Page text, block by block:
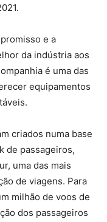
e a
da indústria aos
é uma das
equipamentos
criados numa base
de passageiros,
uma das mais
de viagens. Para
milhão de voos de
dos passageiros